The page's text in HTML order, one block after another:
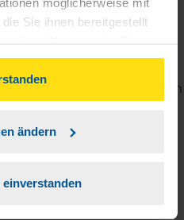
Sie ihnen bereitgestellt
Ihrer Nutzung der Dienste
auf Einverstanden klicken,
von Cookies, gemäß
zustimmen.
ändern
nach
w/d) bzw. Steuerfachgehilfen
d)